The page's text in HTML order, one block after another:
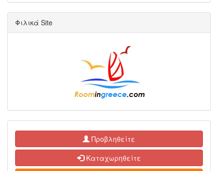
Φιλικά Site
Προβληθείτε
Καταχωρηθείτε